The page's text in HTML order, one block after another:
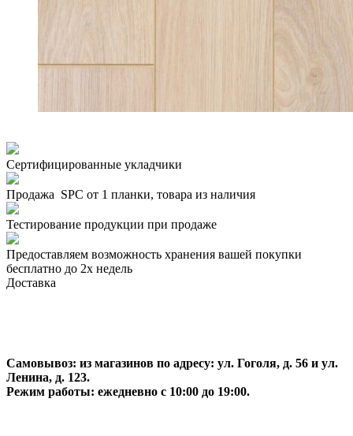
Сертифицированные укладчики
Продажа SPC от 1 планки, товара из наличия
Тестирование продукции при продаже
Предоставляем возможность хранения вашей покупки
бесплатно до 2х недель
Доставка
Самовывоз: из магазинов по адресу: ул. Гоголя, д. 56 и ул.
Ленина, д. 123.
Режим работы: ежедневно с 10:00 до 19:00.